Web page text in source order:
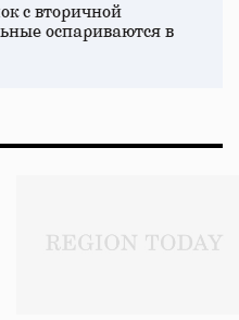
с вторичной
оспариваются в